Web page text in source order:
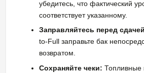
убедитесь, что фактический
соответствует указанному.
Заправляйтесь перед
to-Full заправьте бак
возвратом.
Сохраняйте чеки: Топливные